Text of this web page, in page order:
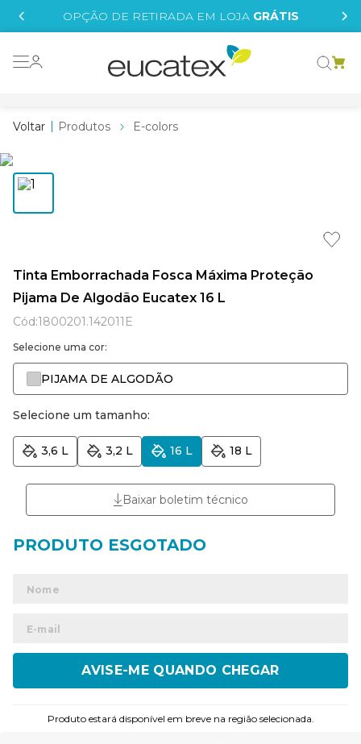
OPÇÃO DE RETIRADA EM LOJA GRÁTIS
Produtos E-colors
Tinta Emborrachada Fosca Máxima Proteção
Pijama De Algodão Eucatex 16 L
Cód:1800201.142011E
Selecione uma cor:
PIJAMA DE ALGODÃO
Selecione um tamanho:
3,6 L 3,2 L 16 L 18 L
Baixar boletim técnico
ENVIAR
Produto estará disponível em breve na região selecionada.
tinta
tinta